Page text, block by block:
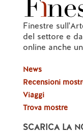
Finestre
del settore e
online anche
News
Recensioni
Viaggi
Trova mostre
SCARICA LA